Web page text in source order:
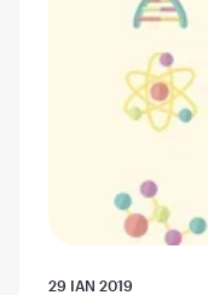
29 IAN 2019